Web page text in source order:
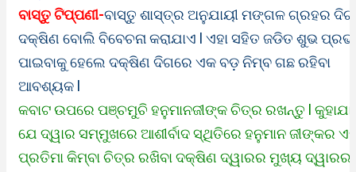
ବାସ୍ତୁ ଟିପ୍ପଣୀ-ବାସ୍ତୁ ଶାସ୍ତ୍ର ଅନୁଯାୟୀ ମଙ୍ଗଳ ଗ୍ରହର ଦିଗ
ଦକ୍ଷିଣ ବୋଲି ବିବେଚନା କରାଯାଏ l ଏହା ସହିତ ଜଡିତ ଶୁଭ
ପାଇବାକୁ ହେଲେ ଦକ୍ଷିଣ ଦିଗରେ ଏକ ବଡ଼ ନିମ୍ବ ଗଛ ରହିବା
ଆବଶ୍ୟକ l
କବାଟ ଉପରେ ପଞ୍ଚମୁଚି ହନୁମାନଜୀଙ୍କ ଚିତ୍ର ରଖନ୍ତୁ l
ଯେ ଦ୍ୱାର ସମ୍ମୁଖରେ ଆଶୀର୍ବାଦ ସ୍ଥିତିରେ ହନୁମାନ ଜୀଙ୍କର
ପ୍ରତିମା କିମ୍ବା ଚିତ୍ର ରଖିବା ଦକ୍ଷିଣ ଦ୍ୱାରର ମୁଖ୍ୟ ଦ୍ୱାରର